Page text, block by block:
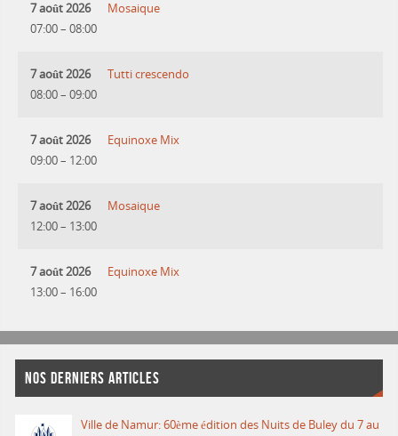
7 août 2026
07:00– 08:00
Mosaique
7 août 2026
08:00– 09:00
Tutti crescendo
7 août 2026
09:00– 12:00
Equinoxe Mix
7 août 2026
12:00– 13:00
Mosaique
7 août 2026
13:00– 16:00
Equinoxe Mix
NOS DERNIERS ARTICLES
Ville de Namur: 60ème édition des Nuits de Buley du 7 au